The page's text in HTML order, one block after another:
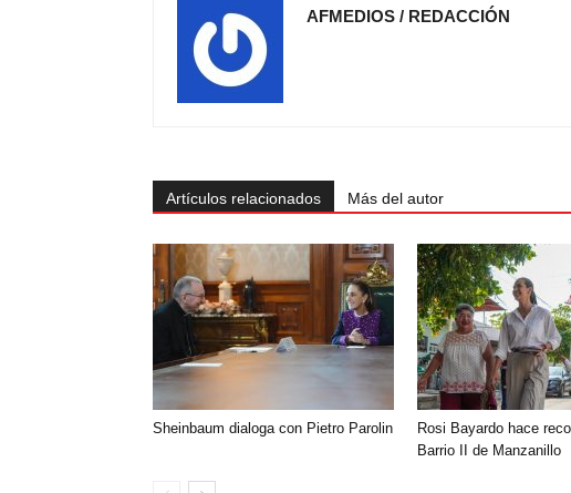
AFMEDIOS / REDACCIÓN
Artículos relacionados Más del autor
Sheinbaum dialoga con Pietro Parolin
Rosi Bayardo hace
Barrio II de Manzanillo